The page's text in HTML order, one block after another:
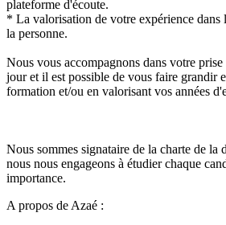
plateforme d'écoute.
* La valorisation de votre expérience dans
la personne.
Nous vous accompagnons dans votre
jour et il est possible de vous faire grandir
formation et/ou en valorisant vos années
Nous sommes signataire de la charte de la
nous nous engageons à étudier chaque
importance.
A propos de Azaé :